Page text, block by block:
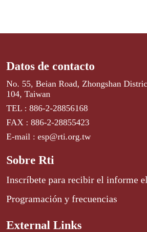
Datos de contacto
No. 55, Beian Road, Zhongshan
104, Taiwan
TEL : 886-2-28856168
FAX : 886-2-28855423
E-mail : esp@rti.org.tw
Sobre Rti
Inscríbete para recibir el informe
Programación y frecuencias
External Links